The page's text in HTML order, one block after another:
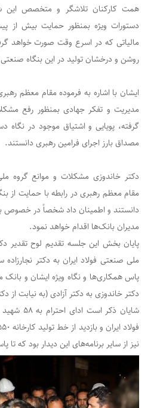
همت کارکنان تلاشگر و متخصص این
دستورات ویژه بمنظور حمایت بیش از
مالیاتی که در اسرع وقت صورت خواهد
روشن و درخشان تولید در این بنگاه
ایشان با اشاره به فرموده مقام معظم
مدیریت و تفکر جهادی بمنظور رفع
گرفته، پویایی و اشتیاق موجود در نگاه
مصداق بارز اجرای فرامین رهبری دانستند.
دکتر خاندوزی مشکلات و موانع گروه
مقام معظم رهبری در رابطه با حمایت از
دانستند و اطمینان داد شخصاً در خصوص
مدیران بانک‌ها اقدام خواهد نمود.
پایان بخش این جلسه تقدیم لوح تقدیر
ملی صنعتی فولاد ایران به دکتر
پاس همکاری‌ها و نگاه ویژه ایشان و
دکتر خاندوزی به دکتر آزادی (به نیابت از
شایان ذکر
نیز از سایر برنامه‌های این دیدار بود که